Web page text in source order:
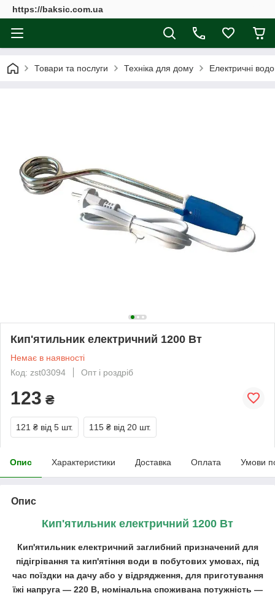
https://baksic.com.ua
Товари та послуги Техніка для дому Електричні
Кип'ятильник електричний 1200 Вт
Немає в наявності
Код: zst03094
Опт і роздріб
123 ₴
121 ₴ від 5 шт. 115 ₴ від 20 шт.
Опис Характеристики Доставка Оплата Умови
Опис
Кип'ятильник електричний 1200 Вт
Кип'ятильник електричний заглибний призначений для
підігрівання та кип'ятіння води в побутових умовах, під
час поїздки на дачу або у відрядження, для приготування
їжі напруга — 220 В, номінальна споживана потужність —